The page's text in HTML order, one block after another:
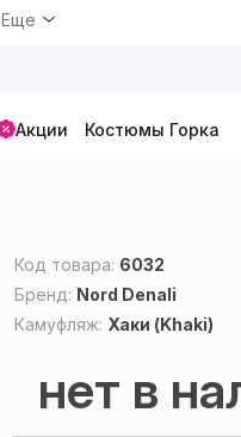
Еще
Акции Костюмы Горка
Код товара: 6032
Бренд: Nord Denali
Камуфляж: Хаки (Khaki)
нет в